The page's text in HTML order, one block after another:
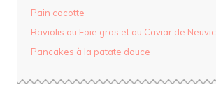
Pain cocotte
Raviolis au Foie gras et au Caviar de Neuvic
Pancakes à la patate douce